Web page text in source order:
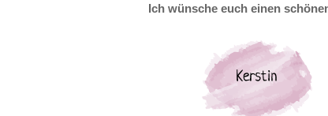
Ich wünsche euch einen